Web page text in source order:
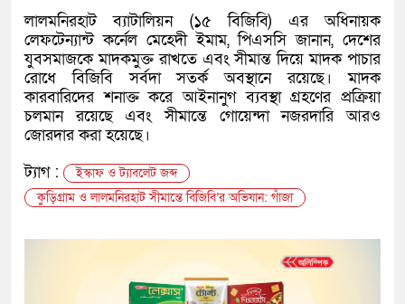
লালমনিরহাট ব্যাটালিয়ন (১৫ বিজিবি) এর অধিনায়ক
লেফটেন্যান্ট কর্নেল মেহেদী ইমাম, পিএসসি জানান, দেশের
যুবসমাজকে মাদকমুক্ত রাখতে এবং সীমান্ত দিয়ে মাদক পাচার
রোধে বিজিবি সর্বদা সতর্ক অবস্থানে রয়েছে। মাদক
কারবারিদের শনাক্ত করে আইনানুগ ব্যবস্থা গ্রহণের প্রক্রিয়া
চলমান রয়েছে এবং সীমান্তে গোয়েন্দা নজরদারি আরও
জোরদার করা হয়েছে।
ট্যাগ :
ইস্কাফ ও ট্যাবলেট জব্দ
কুড়িগ্রাম ও লালমনিরহাট সীমান্তে বিজিবি’র অভিযান: গাঁজা